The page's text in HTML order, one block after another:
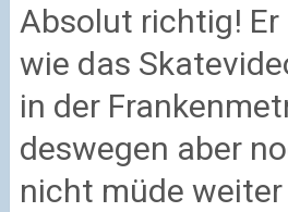
Absolut richtig!
wie das
in der
deswegen aber
nicht müde